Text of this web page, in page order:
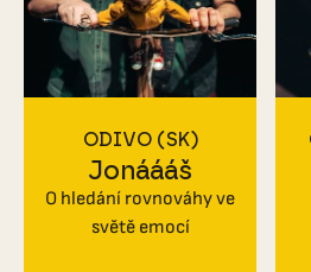
ODIVO (SK)
Jonáááš
O hledání rovnováhy ve
světě emocí